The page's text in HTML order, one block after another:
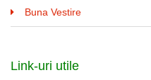
Buna Vestire
Link-uri utile